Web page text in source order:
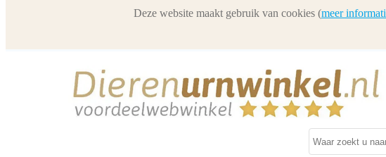
Deze website maakt gebruik van cookies (meer